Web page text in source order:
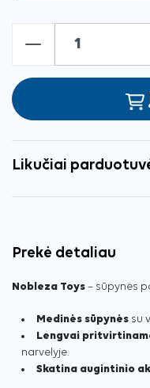
-
Likučiai
Prekė detaliau
Nobleza Toys – sūpynės
Medinės sūpynės su
Lengvai
narvelyje.
Skatina augintinio